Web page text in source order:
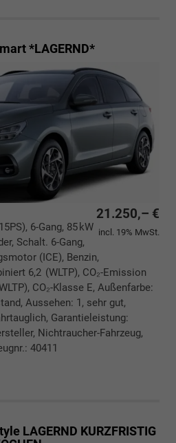
*LAGERND*
21.250,– €
incl. 19% MwSt.
6-Gang, 85 kW
Schalt. 6-Gang,
(ICE), Benzin,
6,2 (WLTP), CO₂-Emission
CO₂-Klasse E, Außenfarbe:
Aussehen: 1, sehr gut,
Garantieleistung:
Nichtraucher-Fahrzeug,
40411
drucken
LAGERND KURZFRISTIG